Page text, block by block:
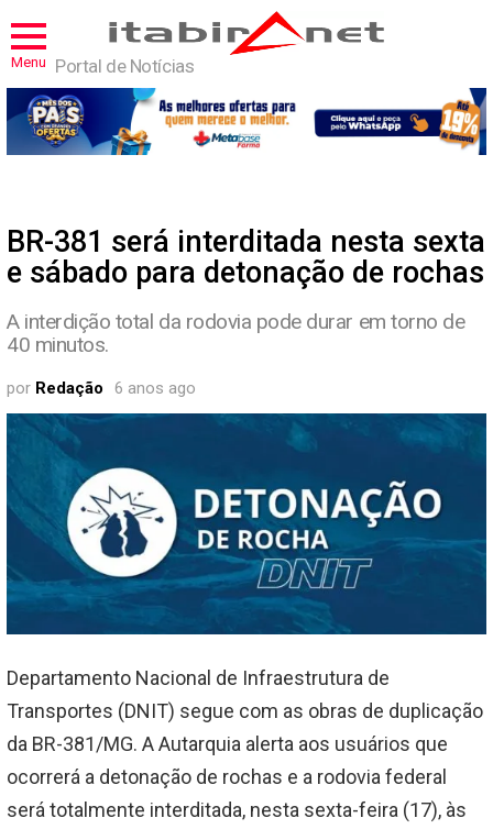
Menu Portal de Notícias
BR-381 será interditada nesta sexta
e sábado para detonação de rochas
A interdição total da rodovia pode durar em torno de
40 minutos.
por Redação 6 anos ago
Departamento Nacional de Infraestrutura de
Transportes (DNIT) segue com as obras de duplicação
da BR-381/MG. A Autarquia alerta aos usuários que
ocorrerá a detonação de rochas e a rodovia federal
será totalmente interditada, nesta sexta-feira (17), às